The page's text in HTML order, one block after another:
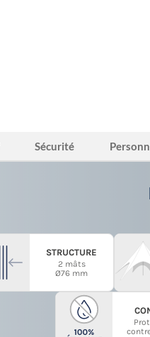
Sécurité
STRUCTURE
2 mâts
Ø76 mm